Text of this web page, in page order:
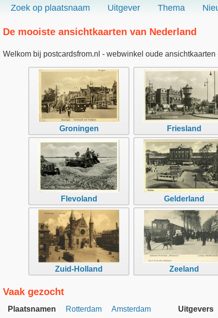
Zoek op plaatsnaam Uitgever Thema
De mooiste ansichtkaarten van Nederland
Welkom bij postcardsfrom.nl - webwinkel oude
Groningen Friesland
Flevoland Gelderland
Zuid-Holland Zeeland
Vaak gezocht
Plaatsnamen Rotterdam
Amsterdam
Uitgevers